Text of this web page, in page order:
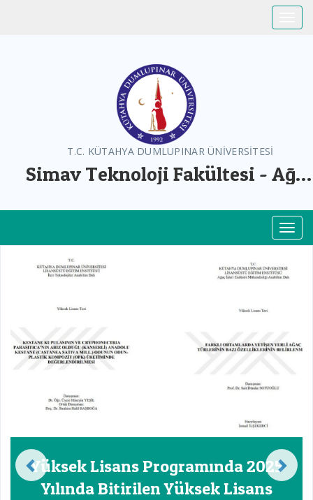
T.C. KÜTAHYA DUMLUPINAR ÜNİVERSİTESİ
Simav Teknoloji Fakültesi -
Yüksek Lisans Programında 2025
Yılında Bitirilen Yüksek Lisans
Previous